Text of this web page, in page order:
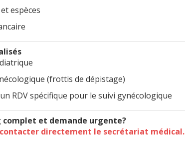
espèces
(frottis de dépistage)
RDV spécifique pour le suivi gynécologique
complet et demande urgente?
directement le secrétariat médical.